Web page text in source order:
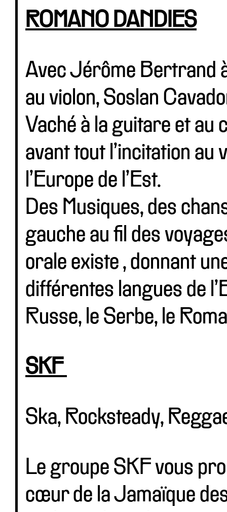
ROMANO DANDIES
Avec Jérôme Bertrand
au violon, Soslan
Vaché à la guitare et au
avant tout l’incitation
l’Europe de l’Est.
Des Musiques, des
gauche au fil des
orale existe , donnant
différentes langues de
Russe, le Serbe, le
SKF
Ska, Rocksteady,
Le groupe SKF vous
cœur de la Jamaïque